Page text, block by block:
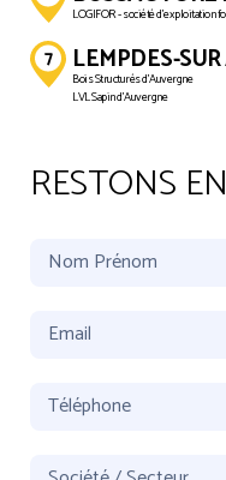
LOGIFOR - société d’exploitation
LEMPDES-
Bois Structurés d'Auvergne
LVL Sapin d'Auvergne
RESTONS